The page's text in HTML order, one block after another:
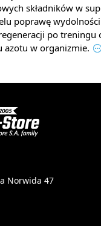
składników w
poprawę wydolności
po treningu
azotu w organizmie.
Norwida 47